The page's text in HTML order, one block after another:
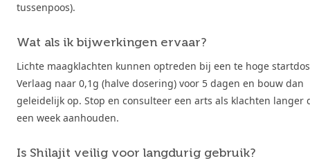
tussenpoos).
Wat als ik bijwerkingen ervaar?
Lichte maagklachten kunnen optreden bij een te hoge
Verlaag naar 0,1g (halve dosering) voor 5 dagen en bouw dan
geleidelijk op. Stop en consulteer een arts als klachten langer
een week aanhouden.
Is Shilajit veilig voor langdurig gebruik?